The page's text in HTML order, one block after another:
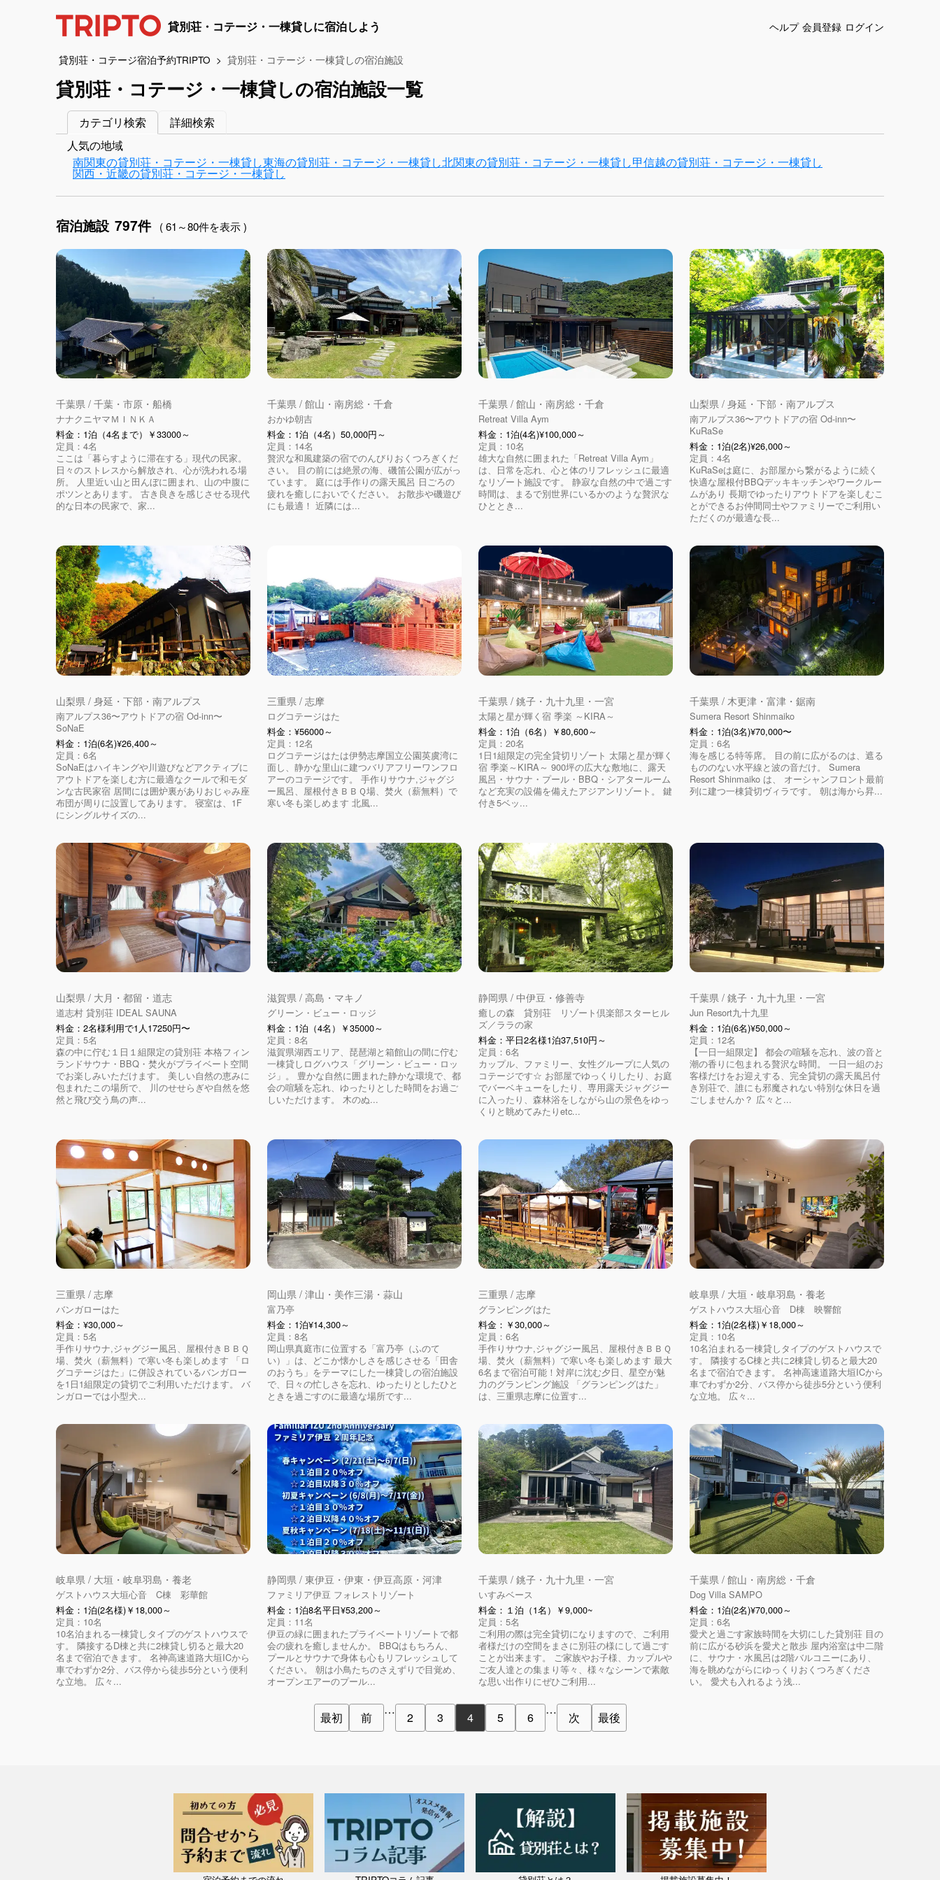
貸別荘・コテージ・一棟貸しに宿泊しよう ヘルプ 会員登録 ログイン
貸別荘・コテージ宿泊予約TRIPTO 貸別荘・コテージ・一棟貸しの宿泊施設
貸別荘・コテージ・一棟貸しの宿泊施設一覧
カテゴリ検索
詳細検索
人気の地域
南関東の貸別荘・コテージ・一棟貸し東海の貸別荘・コテージ・一棟貸し北関東の貸別荘・コテージ・一棟貸し甲信越の貸別荘・コテージ・一棟貸し
関西・近畿の貸別荘・コテージ・一棟貸し
宿泊施設 797件 ( 61～80件を表示 )
千葉県 / 千葉・市原・船橋
ナナクニヤマＭＩＮＫＡ
料金：1泊（4名まで）￥33000～
定員：4名
ここは「暮らすように滞在する」現代の民家。
日々のストレスから解放され、心が洗われる場
所。 人里近い山と田んぼに囲まれ、山の中腹に
ポツンとあります。 古き良きを感じさせる現代
的な日本の民家で、家...
千葉県 / 館山・南房総・千倉
おかゆ朝吉
料金：1泊（4名）50,000円～
定員：14名
贅沢な和風建築の宿でのんびりおくつろぎくだ
さい。 目の前には絶景の海、磯笛公園が広がっ
ています。 庭には手作りの露天風呂 日ごろの
疲れを癒しにおいでください。 お散歩や磯遊び
にも最適！ 近隣には...
千葉県 / 館山・南房総・千倉
Retreat Villa Aym
料金：1泊(4名)¥100,000～
定員：10名
雄大な自然に囲まれた「Retreat Villa Aym」
は、日常を忘れ、心と体のリフレッシュに最適
なリゾート施設です。 静寂な自然の中で過ごす
時間は、まるで別世界にいるかのような贅沢な
ひととき...
山梨県 / 身延・下部・南アルプス
南アルプス36〜アウトドアの宿 Od-inn〜
KuRaSe
料金：1泊(2名)¥26,000～
定員：4名
KuRaSeは庭に、お部屋から繋がるように続く
快適な屋根付BBQデッキキッチンやワークルー
ムがあり 長期でゆったりアウトドアを楽しむこ
とができるお仲間同士やファミリーでご利用い
ただくのが最適な長...
山梨県 / 身延・下部・南アルプス
南アルプス36〜アウトドアの宿 Od-inn〜
SoNaE
料金：1泊(6名)¥26,400～
定員：6名
SoNaEはハイキングや川遊びなどアクティブに
アウトドアを楽しむ方に最適なクールで和モダ
ンな古民家宿 居間には囲炉裏がありおじゃみ座
布団が周りに設置してあります。 寝室は、1F
にシングルサイズの...
三重県 / 志摩
ログコテージはた
料金：¥56000～
定員：12名
ログコテージはたは伊勢志摩国立公園英虞湾に
面し、静かな里山に建つバリアフリーワンフロ
アーのコテージです。 手作りサウナ,ジャグジ
ー風呂、屋根付きＢＢＱ場、焚火（薪無料）で
寒い冬も楽しめます 北風...
千葉県 / 銚子・九十九里・一宮
太陽と星が輝く宿 季楽 ～KIRA～
料金：1泊（6名）￥80,600～
定員：20名
1日1組限定の完全貸切リゾート 太陽と星が輝く
宿 季楽～KIRA～ 900坪の広大な敷地に、露天
風呂・サウナ・プール・BBQ・シアタールーム
など充実の設備を備えたアジアンリゾート。 鍵
付き5ベッ...
千葉県 / 木更津・富津・鋸南
Sumera Resort Shinmaiko
料金：1泊(3名)¥70,000〜
定員：6名
海を感じる特等席。 目の前に広がるのは、遮る
もののない水平線と波の音だけ。 Sumera
Resort Shinmaiko は、 オーシャンフロント最前
列に建つ一棟貸切ヴィラです。 朝は海から昇...
山梨県 / 大月・都留・道志
道志村 貸別荘 IDEAL SAUNA
料金：2名様利用で1人17250円〜
定員：5名
森の中に佇む１日１組限定の貸別荘 本格フィン
ランドサウナ・BBQ・焚火がプライベート空間
でお楽しみいただけます。 美しい自然の恵みに
包まれたこの場所で、 川のせせらぎや自然を悠
然と飛び交う鳥の声...
滋賀県 / 高島・マキノ
グリーン・ビュー・ロッジ
料金：1泊（4名）￥35000～
定員：8名
滋賀県湖西エリア、琵琶湖と箱館山の間に佇む
一棟貸しログハウス「グリーン・ビュー・ロッ
ジ」。 豊かな自然に囲まれた静かな環境で、都
会の喧騒を忘れ、ゆったりとした時間をお過ご
しいただけます。 木のぬ...
静岡県 / 中伊豆・修善寺
癒しの森 貸別荘 リゾート倶楽部スターヒル
ズ／ララの家
料金：平日2名様1泊37,510円～
定員：6名
カップル、ファミリー、女性グループに人気の
コテージです☆ お部屋でゆっくりしたり、お庭
でバーベキューをしたり、専用露天ジャグジー
に入ったり、森林浴をしながら山の景色をゆっ
くりと眺めてみたりetc...
千葉県 / 銚子・九十九里・一宮
Jun Resort九十九里
料金：1泊(6名)¥50,000～
定員：12名
【一日一組限定】 都会の喧騒を忘れ、波の音と
潮の香りに包まれる贅沢な時間。 一日一組のお
客様だけをお迎えする、完全貸切の露天風呂付
き別荘で、誰にも邪魔されない特別な休日を過
ごしませんか？ 広々と...
三重県 / 志摩
バンガローはた
料金：¥30,000～
定員：5名
手作りサウナ,ジャグジー風呂、屋根付きＢＢＱ
場、焚火（薪無料）で寒い冬も楽しめます 「ロ
グコテージはた」に併設されているバンガロー
を1日1組限定の貸切でご利用いただけます。 バ
ンガローでは小型犬...
岡山県 / 津山・美作三湯・蒜山
富乃亭
料金：1泊¥14,300～
定員：8名
岡山県真庭市に位置する「富乃亭（ふのて
い）」は、どこか懐かしさを感じさせる「田舎
のおうち」をテーマにした一棟貸しの宿泊施設
で、日々の忙しさを忘れ、ゆったりとしたひと
ときを過ごすのに最適な場所です...
三重県 / 志摩
グランピングはた
料金：￥30,000～
定員：6名
手作りサウナ,ジャグジー風呂、屋根付きＢＢＱ
場、焚火（薪無料）で寒い冬も楽しめます 最大
6名まで宿泊可能！対岸に沈む夕日、星空が魅
力のグランピング施設 「グランピングはた」
は、三重県志摩に位置す...
岐阜県 / 大垣・岐阜羽島・養老
ゲストハウス大垣心音 D棟 映響館
料金：1泊(2名様)￥18,000～
定員：10名
10名泊まれる一棟貸しタイプのゲストハウスで
す。 隣接するC棟と共に2棟貸し切ると最大20
名まで宿泊できます。 名神高速道路大垣ICから
車でわずか2分、バス停から徒歩5分という便利
な立地。 広々...
岐阜県 / 大垣・岐阜羽島・養老
ゲストハウス大垣心音 C棟 彩華館
料金：1泊(2名様)￥18,000～
定員：10名
10名泊まれる一棟貸しタイプのゲストハウスで
す。 隣接するD棟と共に2棟貸し切ると最大20
名まで宿泊できます。 名神高速道路大垣ICから
車でわずか2分、バス停から徒歩5分という便利
な立地。 広々...
静岡県 / 東伊豆・伊東・伊豆高原・河津
ファミリア伊豆 フォレストリゾート
料金：1泊8名平日¥53,200～
定員：11名
伊豆の緑に囲まれたプライベートリゾートで都
会の疲れを癒しませんか。 BBQはもちろん、
プールとサウナで身体も心もリフレッシュして
ください。 朝は小鳥たちのさえずりで目覚め、
オープンエアーのプール...
千葉県 / 銚子・九十九里・一宮
いすみベース
料金：１泊（1名）￥9,000~
定員：5名
ご利用の際は完全貸切になりますので、ご利用
者様だけの空間をまさに別荘の様にして過ごす
ことが出来ます。 ご家族やお子様、カップルや
ご友人達との集まり等々、様々なシーンで素敵
な思い出作りにぜひご利用...
千葉県 / 館山・南房総・千倉
Dog Villa SAMPO
料金：1泊(2名)¥70,000～
定員：6名
愛犬と過ごす家族時間を大切にした貸別荘 目の
前に広がる砂浜を愛犬と散歩 屋内浴室は中二階
に、サウナ・水風呂は2階バルコニーにあり、
海を眺めながらにゆっくりおくつろぎくださ
い。 愛犬も入れるよう浅...
最初 前
…
2 3 4 5 6
…
次 最後